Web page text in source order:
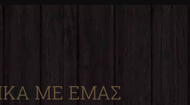
ΜΕ ΕΜΑΣ